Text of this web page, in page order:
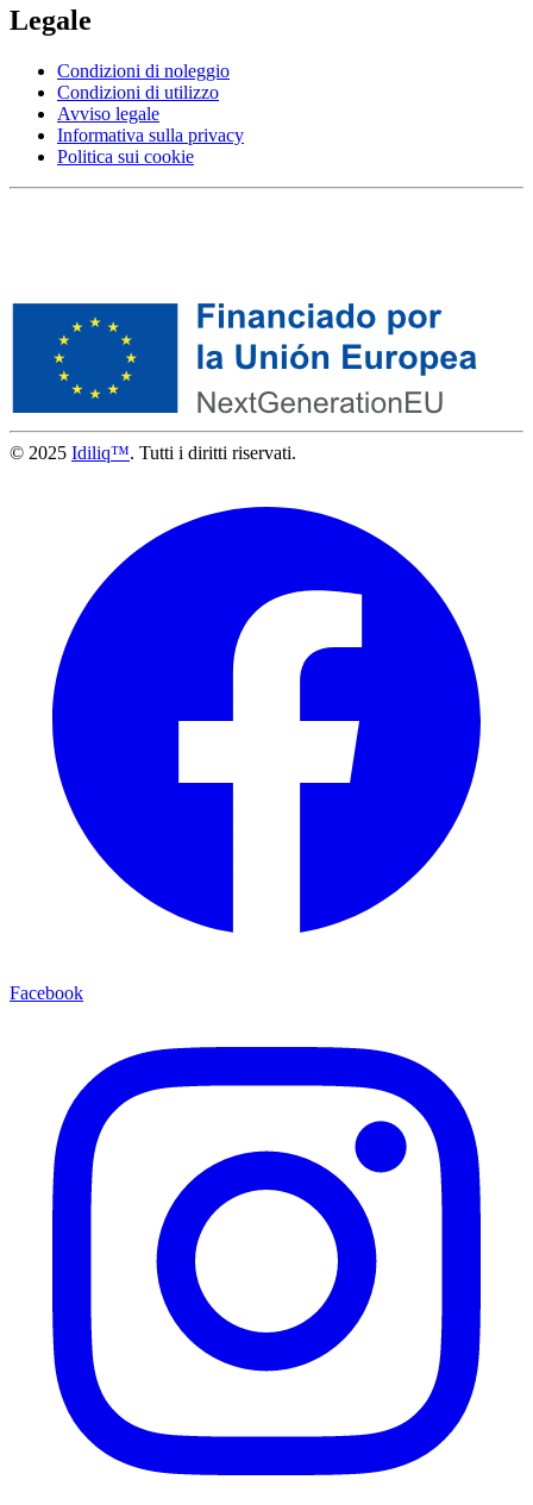
Legale
Condizioni di noleggio
Condizioni di utilizzo
Avviso legale
Informativa sulla privacy
Politica sui cookie
© 2025 Idiliq™. Tutti i diritti riservati.
Facebook